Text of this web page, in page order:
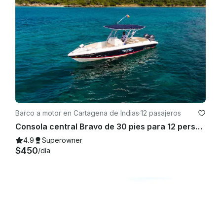
Barco a motor en Cartagena de Indias·12 pasajeros
Consola central Bravo de 30 pies para 12 personas en Cartagena, Bolívar
4.9 Superowner
$450/día